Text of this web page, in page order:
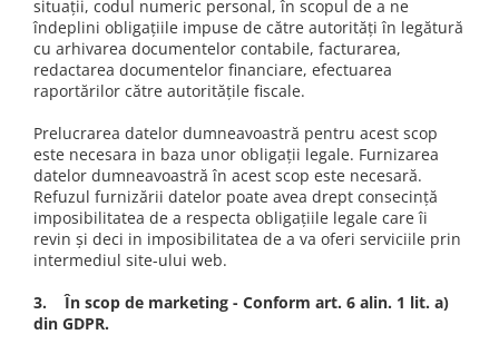
situații, codul numeric personal, în scopul de a ne
îndeplini obligațiile impuse de către autorități în legătură
cu arhivarea documentelor contabile, facturarea,
redactarea documentelor financiare, efectuarea
raportărilor către autoritățile fiscale.
Prelucrarea datelor dumneavoastră pentru acest scop
este necesara in baza unor obligații legale. Furnizarea
datelor dumneavoastră în acest scop este necesară.
Refuzul furnizării datelor poate avea drept consecință
imposibilitatea de a respecta obligațiile legale care îi
revin și deci in imposibilitatea de a va oferi serviciile prin
intermediul site-ului web.
3. În scop de marketing - Conform art. 6 alin. 1 lit. a)
din GDPR.